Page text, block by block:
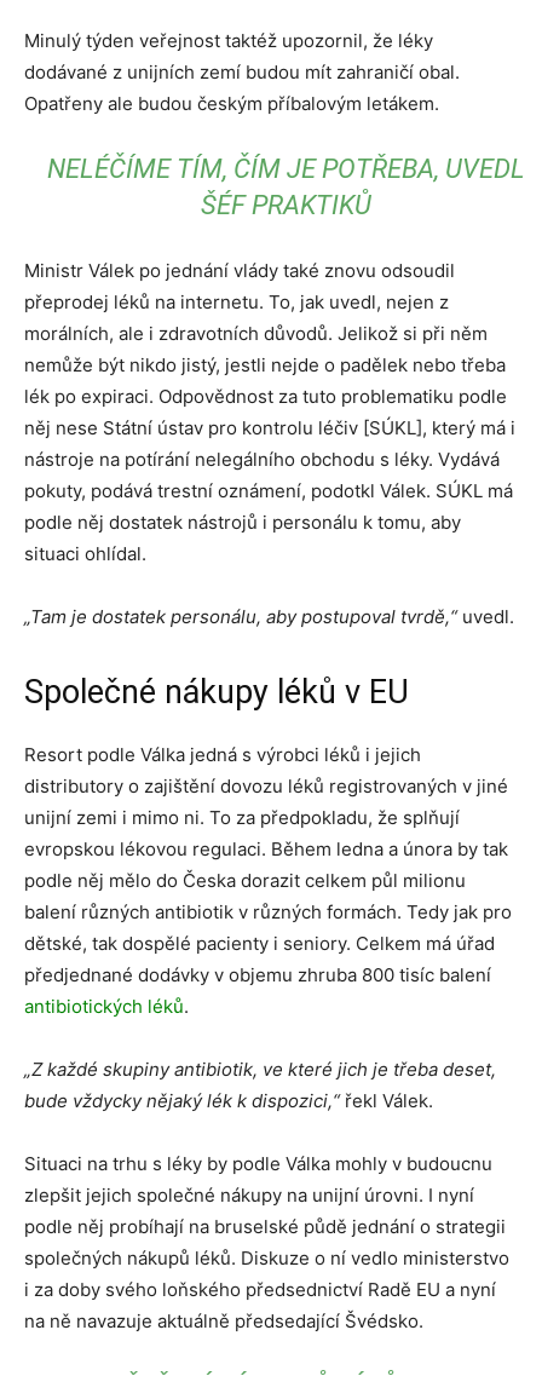
Minulý týden veřejnost taktéž upozornil, že léky
dodávané z unijních zemí budou mít zahraničí obal.
Opatřeny ale budou českým příbalovým letákem.
NELÉČÍME TÍM, ČÍM JE POTŘEBA, UVEDL
ŠÉF PRAKTIKŮ
Ministr Válek po jednání vlády také znovu odsoudil
přeprodej léků na internetu. To, jak uvedl, nejen z
morálních, ale i zdravotních důvodů. Jelikož si při něm
nemůže být nikdo jistý, jestli nejde o padělek nebo třeba
lék po expiraci. Odpovědnost za tuto problematiku podle
něj nese Státní ústav pro kontrolu léčiv [SÚKL], který má i
nástroje na potírání nelegálního obchodu s léky. Vydává
pokuty, podává trestní oznámení, podotkl Válek. SÚKL má
podle něj dostatek nástrojů i personálu k tomu, aby
situaci ohlídal.
„Tam je dostatek personálu, aby postupoval tvrdě,“ uvedl.
Společné nákupy léků v EU
Resort podle Válka jedná s výrobci léků i jejich
distributory o zajištění dovozu léků registrovaných v jiné
unijní zemi i mimo ni. To za předpokladu, že splňují
evropskou lékovou regulaci. Během ledna a února by tak
podle něj mělo do Česka dorazit celkem půl milionu
balení různých antibiotik v různých formách. Tedy jak pro
dětské, tak dospělé pacienty i seniory. Celkem má úřad
předjednané dodávky v objemu zhruba 800 tisíc balení
antibiotických léků.
„Z každé skupiny antibiotik, ve které jich je třeba deset,
bude vždycky nějaký lék k dispozici,“ řekl Válek.
Situaci na trhu s léky by podle Válka mohly v budoucnu
zlepšit jejich společné nákupy na unijní úrovni. I nyní
podle něj probíhají na bruselské půdě jednání o strategii
společných nákupů léků. Diskuze o ní vedlo ministerstvo
i za doby svého loňského předsednictví Radě EU a nyní
na ně navazuje aktuálně předsedající Švédsko.